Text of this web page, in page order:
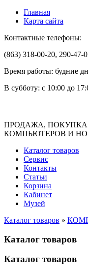
Главная
Карта сайта
Контактные телефоны:
(863) 318-00-20, 290-47-
Время работы: будние
В субботу: с 10:00 до
ПРОДАЖА,
КОМПЬЮТЕРОВ И
Каталог товаров
Сервис
Контакты
Статьи
Корзина
Кабинет
Музей
Каталог товаров »
Каталог товаров
Каталог товаров